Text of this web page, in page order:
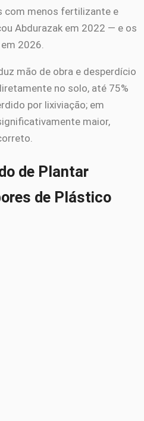
com menos fertilizante e
Abdurazak em 2022 — e os
2026.
mão de obra e desperdício
no solo, até 75%
por lixiviação; em
maior,
de Plantar
de Plástico